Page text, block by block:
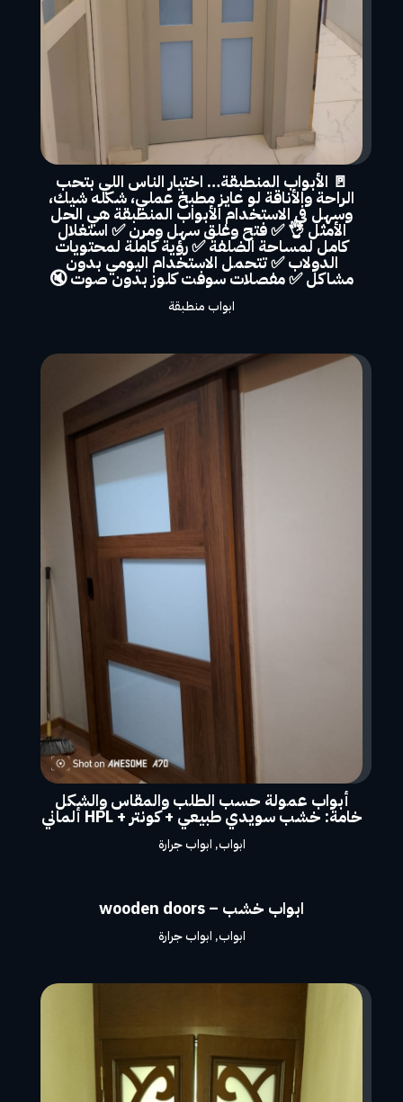
🚪 الأبواب المنطبقة… اختيار الناس اللي بتحب
الراحة والأناقة لو عايز مطبخ عملي، شكله شيك،
وسهل في الاستخدام الأبواب المنطبقة هي الحل
الأمثل 👌 ✅ فتح وغلق سهل ومرن ✅ استغلال
كامل لمساحة الضلفة ✅ رؤية كاملة لمحتويات
الدولاب ✅ تتحمل الاستخدام اليومي بدون
مشاكل ✅ مفصلات سوفت كلوز بدون صوت 🔇
ابواب منطبقة
أبواب عمولة حسب الطلب والمقاس والشكل
خامة: خشب سويدي طبيعي + كونتر + HPL ألماني
ابواب, ابواب جرارة
ابواب خشب – wooden doors
ابواب, ابواب جرارة